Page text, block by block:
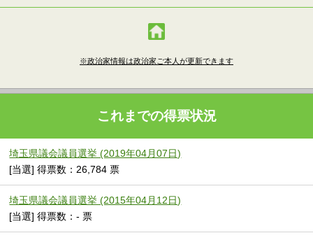
※政治家情報は政治家ご本人が更新できます
これまでの得票状況
埼玉県議会議員選挙 (2019年04月07日)
[当選] 得票数：26,784 票
埼玉県議会議員選挙 (2015年04月12日)
[当選] 得票数：- 票